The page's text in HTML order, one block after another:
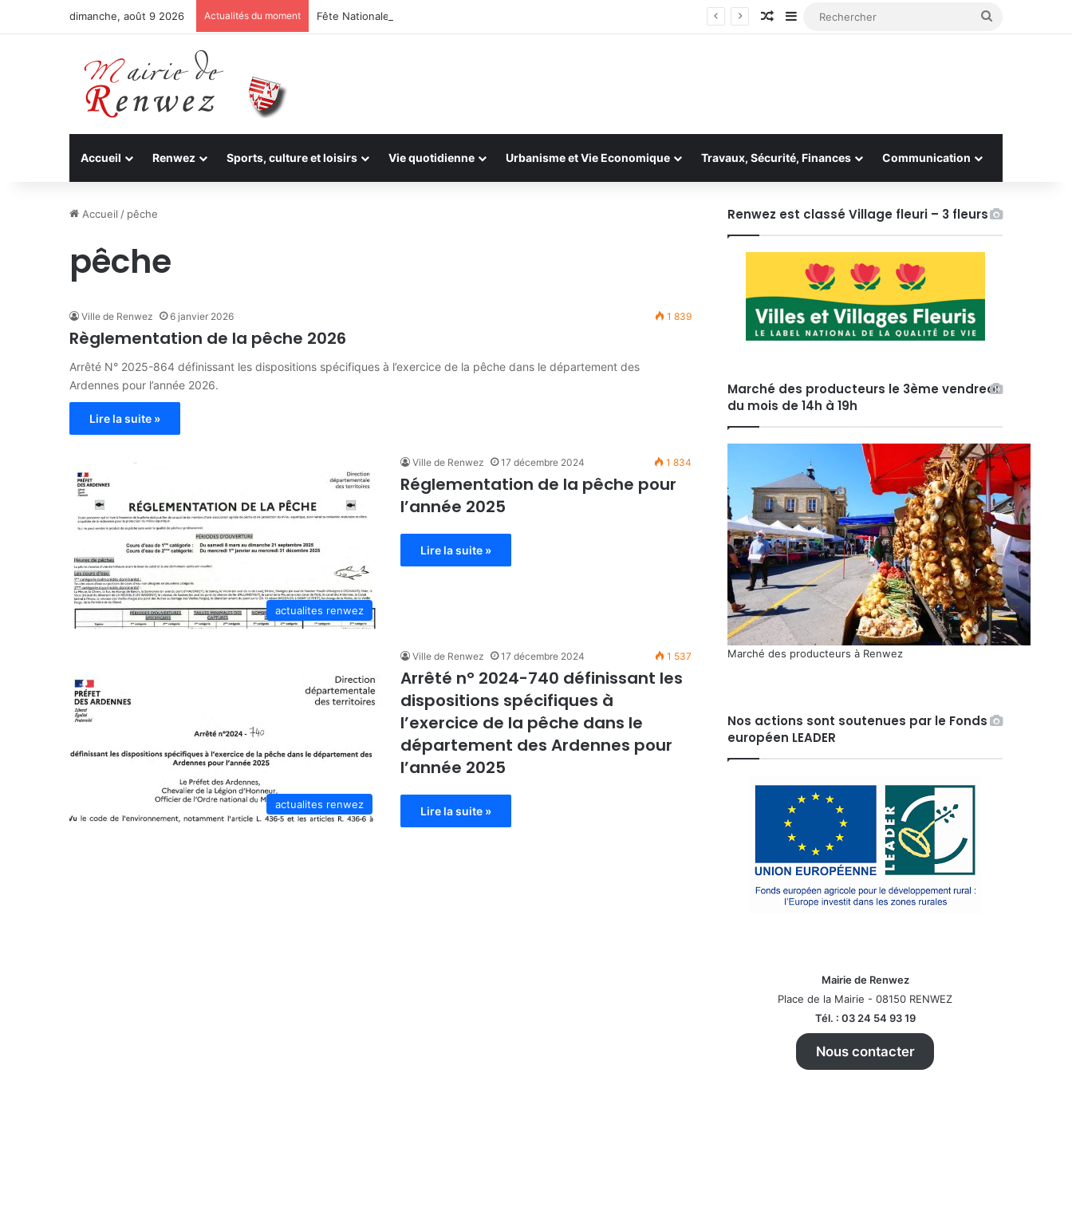
dimanche, août 9 2026 Actualités du moment Fête Nationale : 13 et 14 juillet 2026 Article Aléatoire
Sidebar (barre latérale)
Accueil Renwez Sports, culture et loisirs Vie quotidienne Urbanisme et Vie Economique Travaux, Sécurité, Finances Communication
Accueil / pêche
pêche
Ville de Renwez 6 janvier 2026 1 839
Règlementation de la pêche 2026
Arrêté N° 2025-864 définissant les dispositions spécifiques à l’exercice de la pêche dans le département des
Ardennes pour l’année 2026.
Lire la suite »
actualites renwez
Ville de Renwez 17 décembre 2024 1 834
Réglementation de la pêche pour
l’année 2025
Lire la suite »
actualites renwez
Ville de Renwez 17 décembre 2024 1 537
Arrêté n° 2024-740 définissant les
dispositions spécifiques à
l’exercice de la pêche dans le
département des Ardennes pour
l’année 2025
Lire la suite »
Renwez est classé Village fleuri – 3 fleurs
Marché des producteurs le 3ème vendredi
du mois de 14h à 19h
Marché des producteurs à Renwez
Nos actions sont soutenues par le Fonds
européen LEADER
Mairie de Renwez
Place de la Mairie - 08150 RENWEZ
Tél. : 03 24 54 93 19
Nous contacter